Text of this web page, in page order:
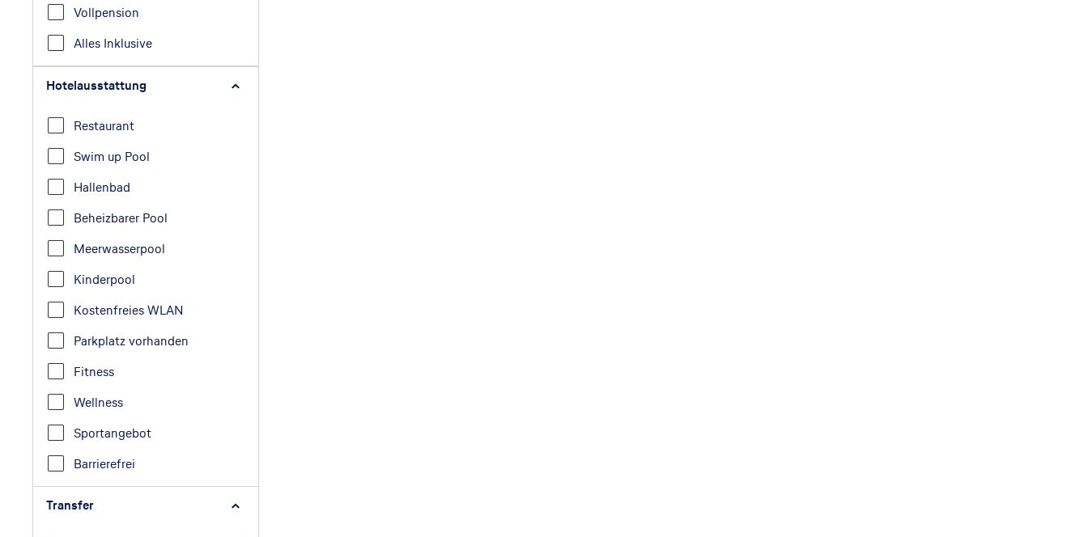
Vollpension
Alles Inklusive
Hotelausstattung
Restaurant
Swim up Pool
Hallenbad
Beheizbarer Pool
Meerwasserpool
Kinderpool
Kostenfreies WLAN
Parkplatz vorhanden
Fitness
Wellness
Sportangebot
Barrierefrei
Transfer